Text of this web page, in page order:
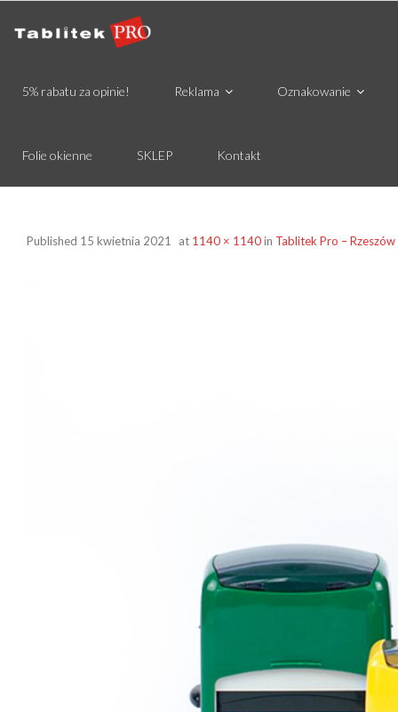
5% rabatu za opinie! Reklama Oznakowanie
Folie okienne SKLEP Kontakt
Published 15 kwietnia 2021 at 1140 × 1140in Tablitek Pro –